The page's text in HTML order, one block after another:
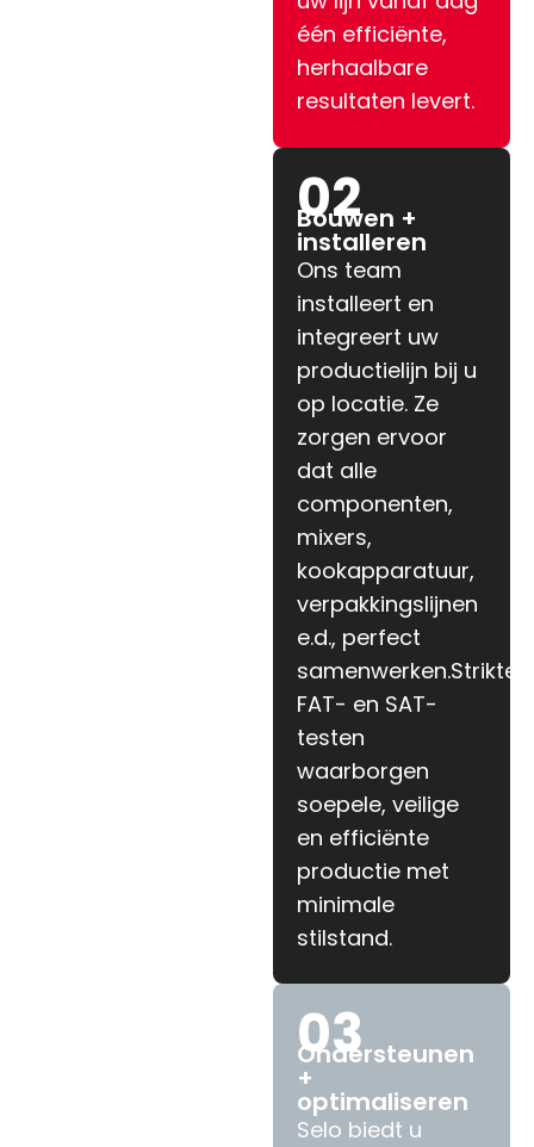
één efficiënte,
herhaalbare
resultaten levert.
02
Bouwen +
installeren
Ons team
installeert en
integreert uw
productielijn bij u
op locatie. Ze
zorgen ervoor
dat alle
componenten,
mixers,
kookapparatuur,
verpakkingslijnen
e.d., perfect
samenwerken.Strikte
FAT- en SAT-
testen
waarborgen
soepele, veilige
en efficiënte
productie met
minimale
stilstand.
03
Ondersteunen
+
optimaliseren
Selo biedt u